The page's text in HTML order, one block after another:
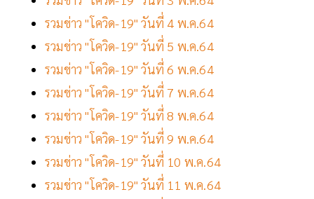
รวมข่าว "โควิด-19" วันที่ 4 พ.ค.64
รวมข่าว "โควิด-19" วันที่ 5 พ.ค.64
รวมข่าว "โควิด-19" วันที่ 6 พ.ค.64
รวมข่าว "โควิด-19" วันที่ 7 พ.ค.64
รวมข่าว "โควิด-19" วันที่ 8 พ.ค.64
รวมข่าว "โควิด-19" วันที่ 9 พ.ค.64
รวมข่าว "โควิด-19" วันที่ 10 พ.ค.64
รวมข่าว "โควิด-19" วันที่ 11 พ.ค.64